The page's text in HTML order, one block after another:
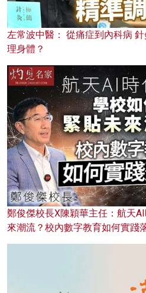
左常波中醫： 從痛症到內科病
理身體？
鄭俊傑校長X陳穎華主任：航天
來潮流？校內數字教育如何實踐